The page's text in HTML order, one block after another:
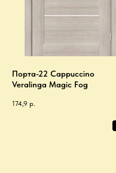
Порта-22 Cappuccino
Veralinga Magic Fog
174,9 р.